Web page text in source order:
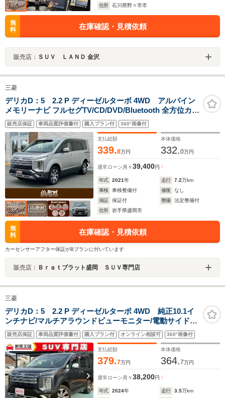
住所
石川県野々市市
無
料
在庫確認・見積依頼
販売店： ＳＵＶ ＬＡＮＤ 金沢
三菱
デリカD：5 2.2 P ディーゼルターボ 4WD アルパイン
メモリーナビ フルセグTV/CD/DVD/Bluetooth 全方位カメ
ラ 両側パワースライドドア ステアリングリモコン レーダ
ークルーズコントロール パワーシート シートヒーター
BSM 電動格納ミラー オートステップ
販売店保証 車両品質評価書付 購入プラン付 360°画像付
支払総額
339.8万円
本体価格
332.0万円
通常ローン 月々39,400円
年式 2021年 走行 7.2万km
車検
車検整備付 修復
なし
保証
保証付 整備
法定整備付
住所
岩手県盛岡市
無
料
在庫確認・見積依頼
カーセンサーアフター保証がBプランに付いています
販売店： Ｂｒａｔブラット盛岡 ＳＵＶ専門店
三菱
デリカD：5 2.2 P ディーゼルターボ 4WD 純正10.1イ
ンチナビ/マルチアラウンドビューモニター/電動サイドス
テップ/パワーバックドア/両側パワースライドドア/ステア
リングヒーター/ETC/純正18インチAW/シートヒーター/ク
ルーズコントロール/パワーシート
販売店保証 車両品質評価書付 購入プラン付 オンライン相談可 360°画像付
支払総額
379.7万円
本体価格
364.7万円
通常ローン 月々38,200円
年式 2024年 走行 3.5万km